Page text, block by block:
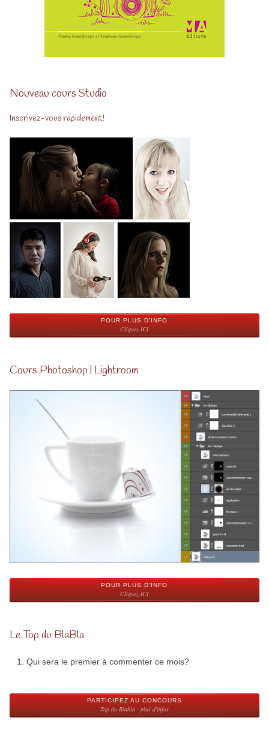
Nouveau cours Studio
Inscrivez-vous rapidement!
POUR PLUS D'INFO
Cliquez ICI
Cours Photoshop | Lightroom
POUR PLUS D'INFO
Cliquez ICI
Le Top du BlaBla
Qui sera le premier à commenter ce mois?
PARTICIPEZ AU CONCOURS
Top du Blabla - plus d'infos